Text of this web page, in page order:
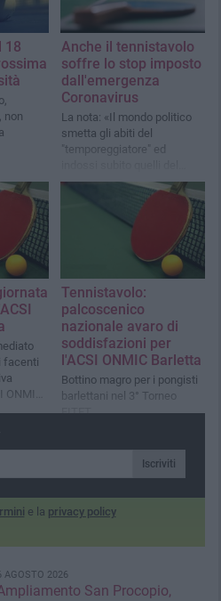
18
non
Anche il tennistavolo
soffre lo stop imposto
dall'emergenza
Coronavirus
La nota: «Il mondo politico
smetta gli abiti del
"temporeggiatore" ed
"soccorritore"»
facenti
Tennistavolo:
palcoscenico
nazionale avaro di
soddisfazioni per
l'ACSI ONMIC Barletta
Bottino magro per i pongisti
barlettani nel 3° Torneo
FITET
Iscriviti
e la privacy policy
AGOSTO 2026
San Procopio,